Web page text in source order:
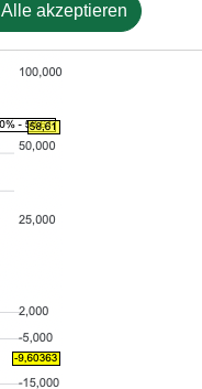
Alle akzeptieren